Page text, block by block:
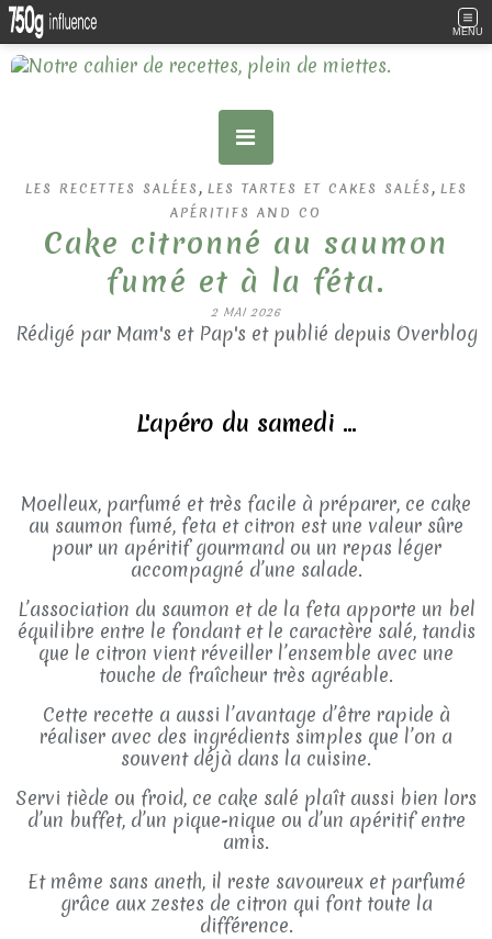
MENU
LES RECETTES SALÉES , LES TARTES ET CAKES SALÉS , LES
APÉRITIFS AND CO
Cake citronné au saumon
fumé et à la féta.
2 MAI 2026
Rédigé par Mam's et Pap's et publié depuis Overblog
L'apéro du samedi ...
Moelleux, parfumé et très facile à préparer, ce cake
au saumon fumé, feta et citron est une valeur sûre
pour un apéritif gourmand ou un repas léger
accompagné d’une salade.
L’association du saumon et de la feta apporte un bel
équilibre entre le fondant et le caractère salé, tandis
que le citron vient réveiller l’ensemble avec une
touche de fraîcheur très agréable.
Cette recette a aussi l’avantage d’être rapide à
réaliser avec des ingrédients simples que l’on a
souvent déjà dans la cuisine.
Servi tiède ou froid, ce cake salé plaît aussi bien lors
d’un buffet, d’un pique-nique ou d’un apéritif entre
amis.
Et même sans aneth, il reste savoureux et parfumé
grâce aux zestes de citron qui font toute la
différence.